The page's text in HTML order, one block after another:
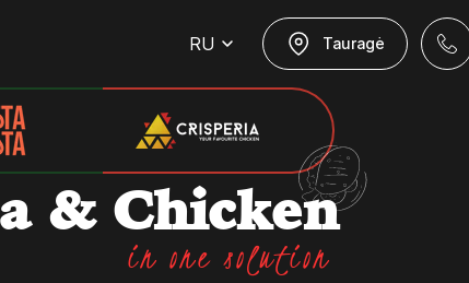
RU Tauragė
& Chicken
in one solution